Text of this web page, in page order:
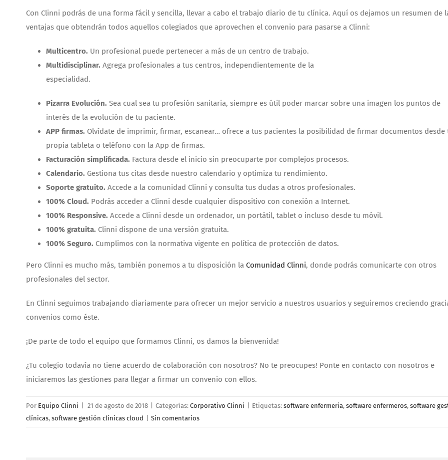
Con Clinni podrás de una forma fácil y sencilla, llevar a cabo el trabajo diario de tu clínica. Aquí os dejamos un resumen de
ventajas que obtendrán todos aquellos colegiados que aprovechen el convenio para pasarse a Clinni:
Multicentro. Un profesional puede pertenecer a más de un centro de trabajo.
Multidisciplinar. Agrega profesionales a tus centros, independientemente de la
especialidad.
Pizarra Evolución. Sea cual sea tu profesión sanitaria, siempre es útil poder marcar sobre una imagen los puntos de
interés de la evolución de tu paciente.
APP firmas. Olvídate de imprimir, firmar, escanear… ofrece a tus pacientes la posibilidad de firmar documentos desde
propia tableta o teléfono con la App de firmas.
Facturación simplificada. Factura desde el inicio sin preocuparte por complejos procesos.
Calendario. Gestiona tus citas desde nuestro calendario y optimiza tu rendimiento.
Soporte gratuito. Accede a la comunidad Clinni y consulta tus dudas a otros profesionales.
100% Cloud. Podrás acceder a Clinni desde cualquier dispositivo con conexión a Internet.
100% Responsive. Accede a Clinni desde un ordenador, un portátil, tablet o incluso desde tu móvil.
100% gratuita. Clinni dispone de una versión gratuita.
100% Seguro. Cumplimos con la normativa vigente en política de protección de datos.
Pero Clinni es mucho más, también ponemos a tu disposición la Comunidad Clinni, donde podrás comunicarte con otros
profesionales del sector.
En Clinni seguimos trabajando diariamente para ofrecer un mejor servicio a nuestros usuarios y seguiremos creciendo
convenios como éste.
¡De parte de todo el equipo que formamos Clinni, os damos la bienvenida!
¿Tu colegio todavía no tiene acuerdo de colaboración con nosotros? No te preocupes! Ponte en contacto con nosotros e
iniciaremos las gestiones para llegar a firmar un convenio con ellos.
Por Equipo Clinni 21 de agosto de 2018 Categorías: Corporativo Clinni Etiquetas: software enfermeria, software enfermeros, software
clínicas, software gestión clínicas cloud Sin comentarios